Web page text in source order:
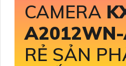
CAMERA
RẺ SẢN